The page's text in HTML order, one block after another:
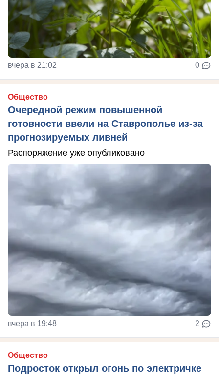
вчера в 21:02 0
Общество
Очередной режим повышенной
готовности ввели на Ставрополье из-за
прогнозируемых ливней
Распоряжение уже опубликовано
вчера в 19:48 2
Общество
Подросток открыл огонь по электричке